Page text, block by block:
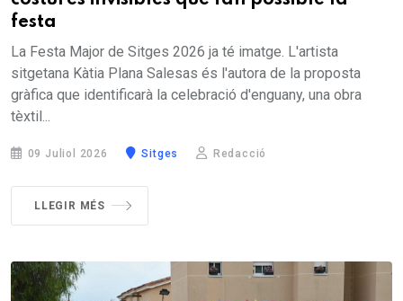
festa
La Festa Major de Sitges 2026 ja té imatge. L'artista
sitgetana Kàtia Plana Salesas és l'autora de la proposta
gràfica que identificarà la celebració d'enguany, una obra
tèxtil...
09 Juliol 2026 Sitges Redacció
LLEGIR MÉS